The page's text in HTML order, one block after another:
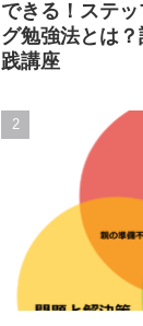
できる！ステ
グ勉強法とは
践講座